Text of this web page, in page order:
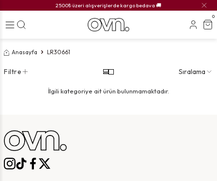
2500₺ üzeri alışverişlerde kargo bedava 🚚
0
Anasayfa LR30661
Filtre Sıralama
İlgili kategoriye ait ürün bulunmamaktadır.